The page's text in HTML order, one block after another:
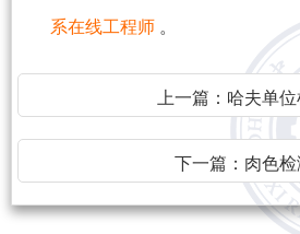
系在线工程师 。
上一篇： 哈夫单位
下一篇： 肉色检